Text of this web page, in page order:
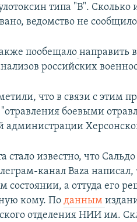
типа "В".
ведомство не
пообещало направить
российских
что в связи с этим
"отравления боевыми
администрации
стало известно, что
канал Baza
состоянии, а оттуда его
кому. Поданным
отделения НИИ им.